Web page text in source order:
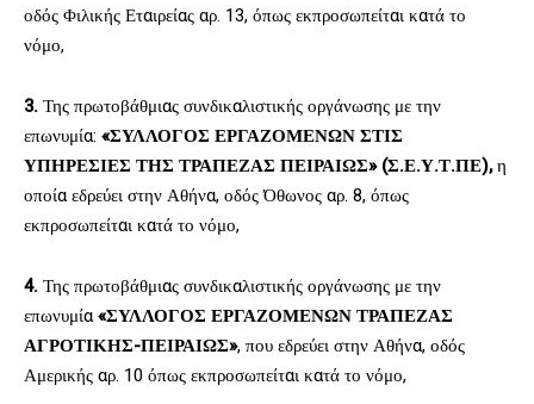
οδός Φιλικής Εταιρείας αρ. 13, όπως εκπροσωπείται κατά το
νόμο,
3. Της πρωτοβάθμιας συνδικαλιστικής οργάνωσης με την
επωνυμία: «ΣΥΛΛΟΓΟΣ ΕΡΓΑΖΟΜΕΝΩΝ ΣΤΙΣ
ΥΠΗΡΕΣΙΕΣ ΤΗΣ ΤΡΑΠΕΖΑΣ ΠΕΙΡΑΙΩΣ» (Σ.Ε.Υ.Τ.ΠΕ),η
οποία εδρεύει στην Αθήνα, οδός Όθωνος αρ. 8, όπως
εκπροσωπείται κατά το νόμο,
4. Της πρωτοβάθμιας συνδικαλιστικής οργάνωσης με την
επωνυμία«ΣΥΛΛΟΓΟΣ ΕΡΓΑΖΟΜΕΝΩΝ ΤΡΑΠΕΖΑΣ
ΑΓΡΟΤΙΚΗΣ-ΠΕΙΡΑΙΩΣ», που εδρεύει στην Αθήνα, οδός
Αμερικής αρ. 10 όπως εκπροσωπείται κατά το νόμο,